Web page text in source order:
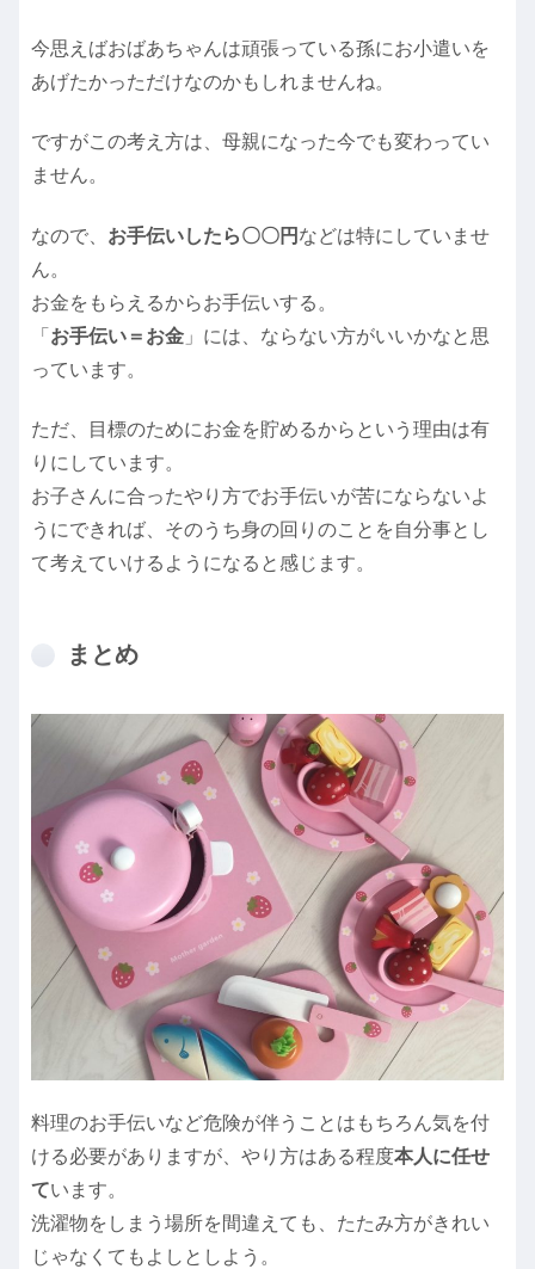
今思えばおばあちゃんは頑張っている孫にお小遣いを
あげたかっただけなのかもしれませんね。
ですがこの考え方は、母親になった今でも変わってい
ません。
なので、 お手伝いしたら〇〇円 などは特にしていませ
ん。
お金をもらえるからお手伝いする。
「 お手伝い＝お金 」には、ならない方がいいかなと思
っています。
ただ、目標のためにお金を貯めるからという理由は有
りにしています。
お子さんに合ったやり方でお手伝いが苦にならないよ
うにできれば、そのうち身の回りのことを自分事とし
て考えていけるようになると感じます。
まとめ
料理のお手伝いなど危険が伴うことはもちろん気を付
ける必要がありますが、やり方はある程度本人に任せ
ています。
洗濯物をしまう場所を間違えても、たたみ方がきれい
じゃなくてもよしとしよう。